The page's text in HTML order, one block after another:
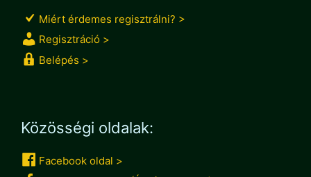
Miért érdemes regisztrálni? >
Regisztráció >
Belépés >
Közösségi oldalak:
Facebook oldal >